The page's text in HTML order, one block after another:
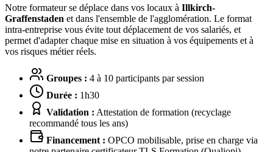
Notre formateur se déplace dans vos locaux à Illkirch-
Graffenstaden et dans l'ensemble de l'agglomération. Le format
intra-entreprise vous évite tout déplacement de vos salariés, et
permet d'adapter chaque mise en situation à vos équipements et à
vos risques métier réels.
Groupes : 4 à 10 participants par session
Durée : 1h30
Validation : Attestation de formation (recyclage
recommandé tous les ans)
Financement : OPCO mobilisable, prise en charge via